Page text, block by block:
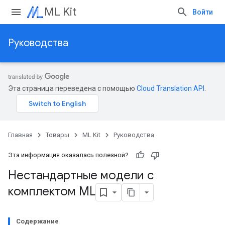
ML Kit Войти
Руководства
Эта страница переведена с помощью Cloud Translation API
Главная Товары ML Kit Руководства
Эта информация оказалась полезной?
Нестандартные модели с
комплектом ML
Содержание